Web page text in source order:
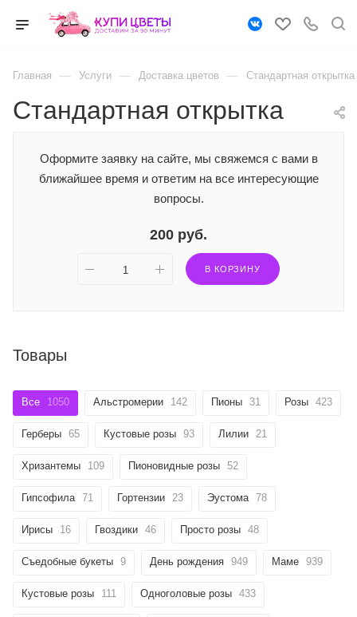
Главная — Услуги — Доставка цветов — Стандартная открытка
Стандартная открытка
Оформите заявку на сайте, мы свяжемся с вами в
ближайшее время и ответим на все интересующие
вопросы.
200 руб.
В КОРЗИНУ
Товары
Все 1050 Альстромерии 142 Пионы 31 Розы 423
Герберы 65 Кустовые розы 93 Лилии 21
Хризантемы 109 Пионовидные розы 52
Гипсофила 71 Гортензии 23 Эустома 78
Ирисы 16 Гвоздики 46 Просто розы 48
Съедобные букеты 9 День рождения 949 Маме 939
Кустовые розы 111 Одноголовые розы 433